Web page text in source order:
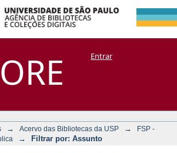
por:
Manakin + CoriscoEntrar
→ Acervo das Bibliotecas da USP →
FSP -
→ Filtrar por: Assunto